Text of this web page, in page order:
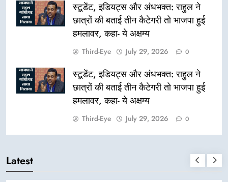
स्टूडेंट, इडियट्स और अंधभक्त: राहुल ने
छात्रों की बताई तीन कैटेगरी तो भाजपा हुई
हमलावर, कहा- ये अक्षम्य
Third-Eye July 29, 2026 0
स्टूडेंट, इडियट्स और अंधभक्त: राहुल ने
छात्रों की बताई तीन कैटेगरी तो भाजपा हुई
हमलावर, कहा- ये अक्षम्य
Third-Eye July 29, 2026 0
Latest